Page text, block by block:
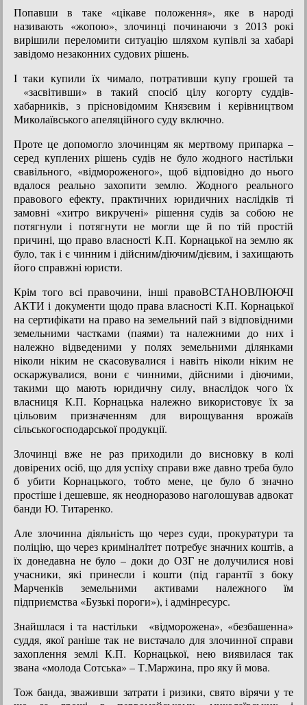
Попавши в таке «цікаве положення», яке в народі
називають «жопою», злочинці починаючи з 2013 рокі
вирішили переломити ситуацію шляхом купівлі за хабарі
завідомо незаконних судових рішень.
І таки купили їх чимало, потративши купу грошей та
«засвітивши» в такий спосіб цілу когорту суддів-
хабарників, з прісновідомим Князєвим і керівництвом
Миколаївського апеляційного суду включно.
Проте це допомогло злочинцям як мертвому припарка –
серед куплених рішень судів не було жодного настільки
свавільного, «відмороженого», щоб відповідно до нього
вдалося реально захопити землю. Жодного реального
правового ефекту, практичних юридичних наслідків ті
замовні «хитро викручені» рішення судів за собою не
потягнули і потягнути не могли ще й по тій простій
причині, що право власності К.П. Корнацької на землю як
було, так і є чинним і дійсним/діючим/дієвим, і захищають
його справжні юристи.
Крім того всі правочини, інші правоВСТАНОВЛЮЮЧІ
АКТИ і документи щодо права власності К.П. Корнацької
на сертифікати на право на земельний пай з відповідними
земельними частками (паями) та належними до них і
належно відведеними у полях земельними ділянками
ніколи ніким не скасовувалися і навіть ніколи ніким не
оскаржувалися, вони є чинними, дійсними і діючими,
такими що мають юридичну силу, внаслідок чого їх
власниця К.П. Корнацька належно використовує їх за
цільовим призначенням для вирощування врожаїв
сільськогосподарської продукції.
Злочинці вже не раз приходили до висновку в колі
довірених осіб, що для успіху справи вже давно треба було
б убити Корнацького, тобто мене, це було б значно
простіше і дешевше, як неодноразово наголошував адвокат
банди Ю. Титаренко.
Але злочинна діяльність що через суди, прокуратури та
поліцію, що через криміналітет потребує значних коштів, а
їх донедавна не було – доки до ОЗГ не долучилися нові
учасники, які принесли і кошти (під гарантії з боку
Марченків земельними активами належного їм
підприємства «Бузькі пороги»), і адмінресурс.
Знайшлася і та настільки «відморожена», «безбашенна»
суддя, якої раніше так не вистачало для злочинної справи
захоплення землі К.П. Корнацької, нею виявилася так
звана «молода Сотська» – Т.Маржина, про яку й мова.
Тож банда, зваживши затрати і ризики, свято вірячи у те